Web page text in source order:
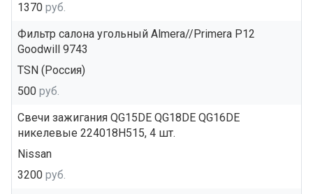
1370 руб.
Фильтр салона угольный Almera//Primera P12
Goodwill 9743
TSN (Россия)
500 руб.
Свечи зажигания QG15DE QG18DE QG16DE
никелевые 224018H515, 4 шт.
Nissan
3200 руб.